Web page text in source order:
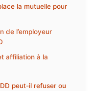
la mutuelle pour
de l’employeur
affiliation à la
peut-il refuser ou